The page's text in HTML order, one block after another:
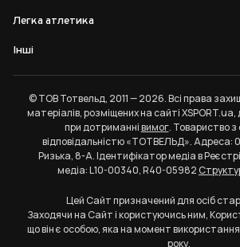
Легка атлетика
Інші
© ТОВ Тотвельд, 2011 — 2026. Всі права
матеріалів, розміщених на сайті
при дотриманнівимог. Товариство
відповідальністю «ТОТВЕЛЬД». Адреса:
Ризька, 8-А. Ідентифікатор медіа в Реєстрі
медіа: L10-00340, R40-05982
Цей Сайт призначений для осіб
Заходячи на Сайт і користуючись ним,
що він є особою, яка на момент
року.